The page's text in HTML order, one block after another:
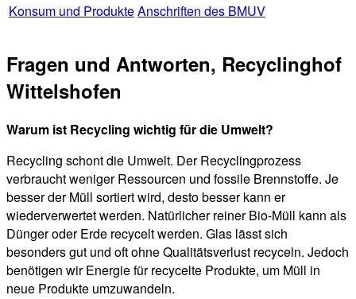
Konsum und ProdukteAnschriften des BMUV
Fragen und Antworten, Recyclinghof
Wittelshofen
Warum ist Recycling wichtig für die Umwelt?
Recycling schont die Umwelt. Der Recyclingprozess
verbraucht weniger Ressourcen und fossile Brennstoffe. Je
besser der Müll sortiert wird, desto besser kann er
wiederverwertet werden. Natürlicher reiner Bio-Müll kann als
Dünger oder Erde recycelt werden. Glas lässt sich
besonders gut und oft ohne Qualitätsverlust recyceln. Jedoch
benötigen wir Energie für recycelte Produkte, um Müll in
neue Produkte umzuwandeln.